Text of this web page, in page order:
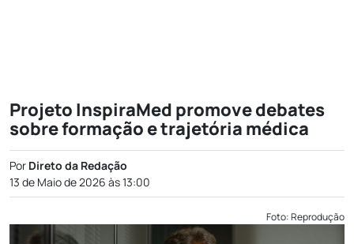
Projeto InspiraMed promove debates
sobre formação e trajetória médica
Por Direto da Redação
13 de Maio de 2026 às 13:00
Foto: Reprodução